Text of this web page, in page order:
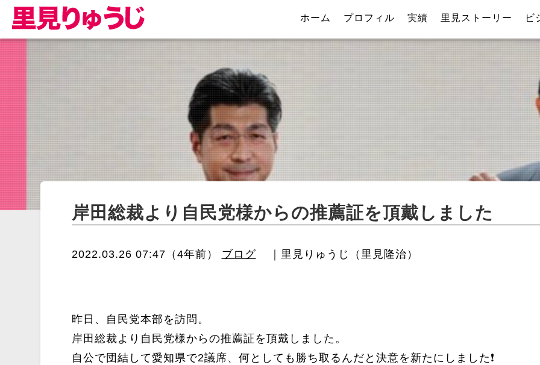
ホーム プロフィル 実績 里見ストーリー ビ
岸田総裁より自民党様からの推薦証を頂戴しました
2022.03.26 07:47（4年前） ブログ ｜里見りゅうじ（里見隆治）
昨日、自民党本部を訪問。
岸田総裁より自民党様からの推薦証を頂戴しました。
自公で団結して愛知県で2議席、何としても勝ち取るんだと決意を新たにしました❗️